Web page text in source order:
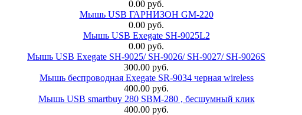
0.00 руб.
Мышь USB ГАРНИЗОН GM-220
0.00 руб.
Мышь USB Exegate SH-9025L2
0.00 руб.
Мышь USB Exegate SH-9025/ SH-9026/ SH-9027/ SH-9026S
300.00 руб.
Мышь беспроводная Exegate SR-9034 черная wireless
400.00 руб.
Мышь USB smartbuy 280 SBM-280 , бесшумный клик
400.00 руб.